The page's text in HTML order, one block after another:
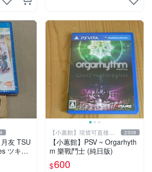
月友 TSU
ツキト
【小蕙館】現貨可直接下
標
2308
【小蕙館】PSV ~ Orgarhyth
m 樂戰鬥士 (純日版)
$600